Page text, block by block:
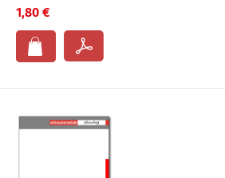
1,80 €